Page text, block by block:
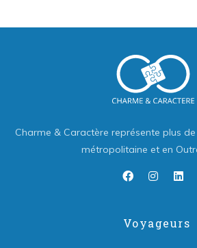
Charme & Caractère représente plus
métropolitaine et en
Voyageurs